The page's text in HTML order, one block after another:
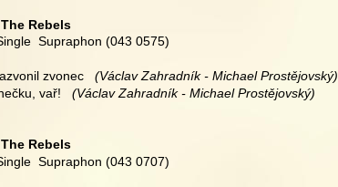
The Rebels
Supraphon (043 0575)
zvonec
  (Václav Zahradník - Michael Prostějovský)
vař!
   (Václav Zahradník - Michael Prostějovský)
The Rebels
Supraphon (043 0707)